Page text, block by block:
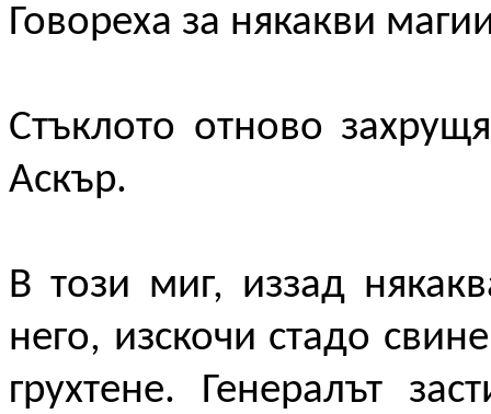
Говореха за някакви
Стъклото отново
Аскър.
В този миг, иззад
него, изскочи стадо
грухтене. Генералът